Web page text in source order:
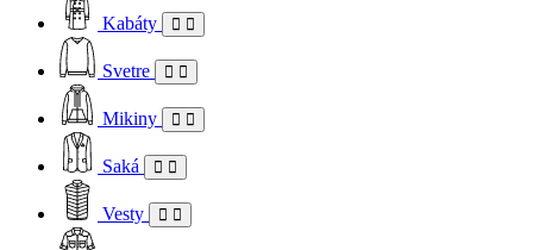
Kabáty
Svetre
Mikiny
Saká
Vesty